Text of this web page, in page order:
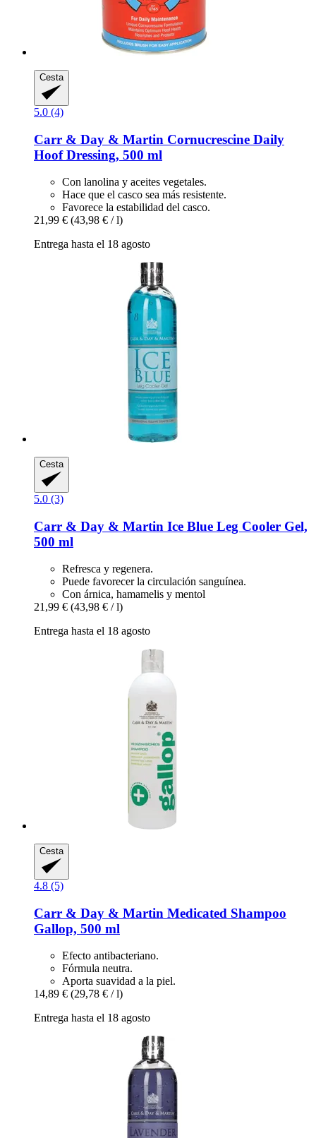
Cesta
5.0 (4)
Carr & Day & Martin Cornucrescine Daily
Hoof Dressing, 500 ml
Con lanolina y aceites vegetales.
Hace que el casco sea más resistente.
Favorece la estabilidad del casco.
21,99 € (43,98 € / l)
Entrega hasta el 18 agosto
Cesta
5.0 (3)
Carr & Day & Martin Ice Blue Leg Cooler Gel,
500 ml
Refresca y regenera.
Puede favorecer la circulación sanguínea.
Con árnica, hamamelis y mentol
21,99 € (43,98 € / l)
Entrega hasta el 18 agosto
Cesta
4.8 (5)
Carr & Day & Martin Medicated Shampoo
Gallop, 500 ml
Efecto antibacteriano.
Fórmula neutra.
Aporta suavidad a la piel.
14,89 € (29,78 € / l)
Entrega hasta el 18 agosto